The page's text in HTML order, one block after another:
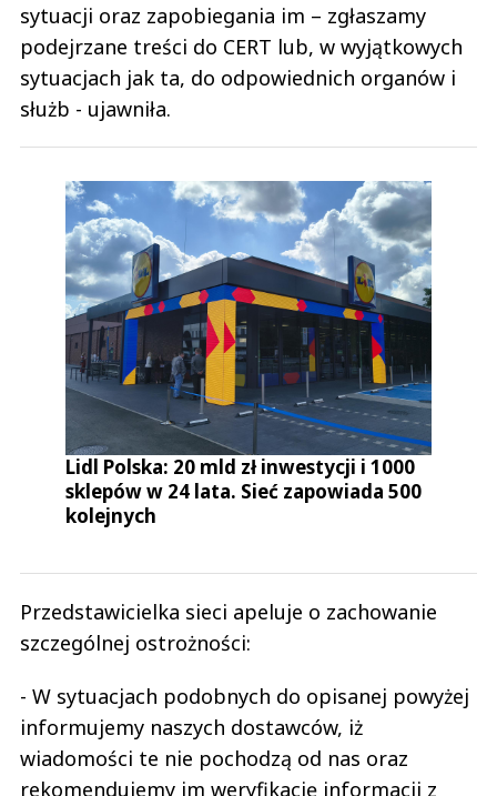
sytuacji oraz zapobiegania im – zgłaszamy
podejrzane treści do CERT lub, w wyjątkowych
sytuacjach jak ta, do odpowiednich organów i
służb - ujawniła.
Lidl Polska: 20 mld zł inwestycji i 1000
sklepów w 24 lata. Sieć zapowiada 500
kolejnych
Przedstawicielka sieci apeluje o zachowanie
szczególnej ostrożności:
- W sytuacjach podobnych do opisanej powyżej
informujemy naszych dostawców, iż
wiadomości te nie pochodzą od nas oraz
rekomendujemy im weryfikację informacji z